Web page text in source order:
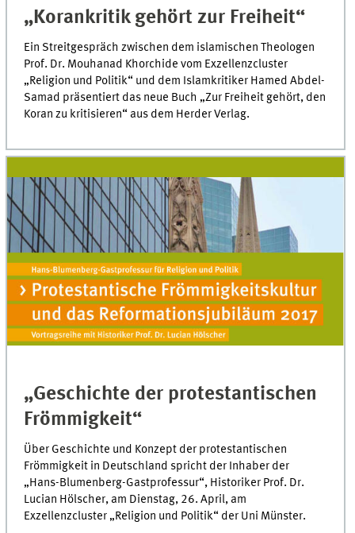
„Korankritik gehört zur Freiheit“
Ein Streitgespräch zwischen dem islamischen Theologen
Prof. Dr. Mouhanad Khorchide vom Exzellenzcluster
„Religion und Politik“ und dem Islamkritiker Hamed Abdel-
Samad präsentiert das neue Buch „Zur Freiheit gehört, den
Koran zu kritisieren“ aus dem Herder Verlag.
„Geschichte der protestantischen
Frömmigkeit“
Über Geschichte und Konzept der protestantischen
Frömmigkeit in Deutschland spricht der Inhaber der
„Hans-Blumenberg-Gastprofessur“, Historiker Prof. Dr.
Lucian Hölscher, am Dienstag, 26. April, am
Exzellenzcluster „Religion und Politik“ der Uni Münster.